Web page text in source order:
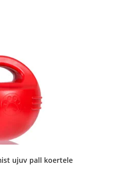
ujuv pall koertele